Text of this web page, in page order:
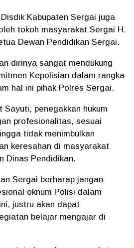
Kabupaten Sergai juga
tokoh masyarakat Sergai H.
Dewan Pendidikan Sergai.
dirinya sangat mendukung
Kepolisian dalam rangka
hal ini pihak Polres Sergai.
Sayuti, penegakkan hukum
profesionalitas, sesuai
tidak menimbulkan
keresahan di masyarakat
Dinas Pendidikan.
Sergai berharap jangan
oknum Polisi dalam
justru akan dapat
belajar mengajar di